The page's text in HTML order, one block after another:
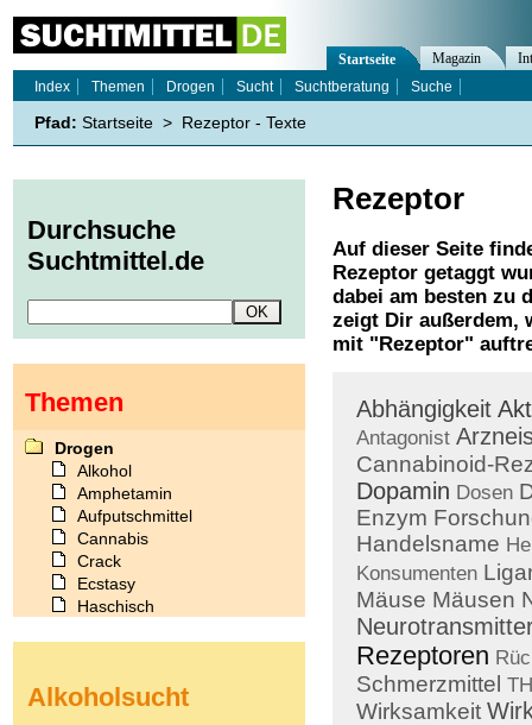
Rezeptor
Auf dieser Seite
Rezeptor getaggt
dabei am besten zu
zeigt Dir außerdem,
mit " Rezeptor"
Abhängigkeit
Antagonist
Cannabinoid-
Dopamin Dosen
Enzym
Handelsname
Konsumenten
Mäuse Mäusen
Rezeptoren
Schmerzmittel
Wirksamkeit
Startseite Magazin
Index
Themen Drogen Sucht Suchtberatung Suche
Pfad: Startseite > Rezeptor - Texte
Durchsuche
Suchtmittel.de
Themen
Drogen
Alkohol
Amphetamin
Aufputschmittel
Cannabis
Crack
Ecstasy
Haschisch
Kokain
Alkoholsucht